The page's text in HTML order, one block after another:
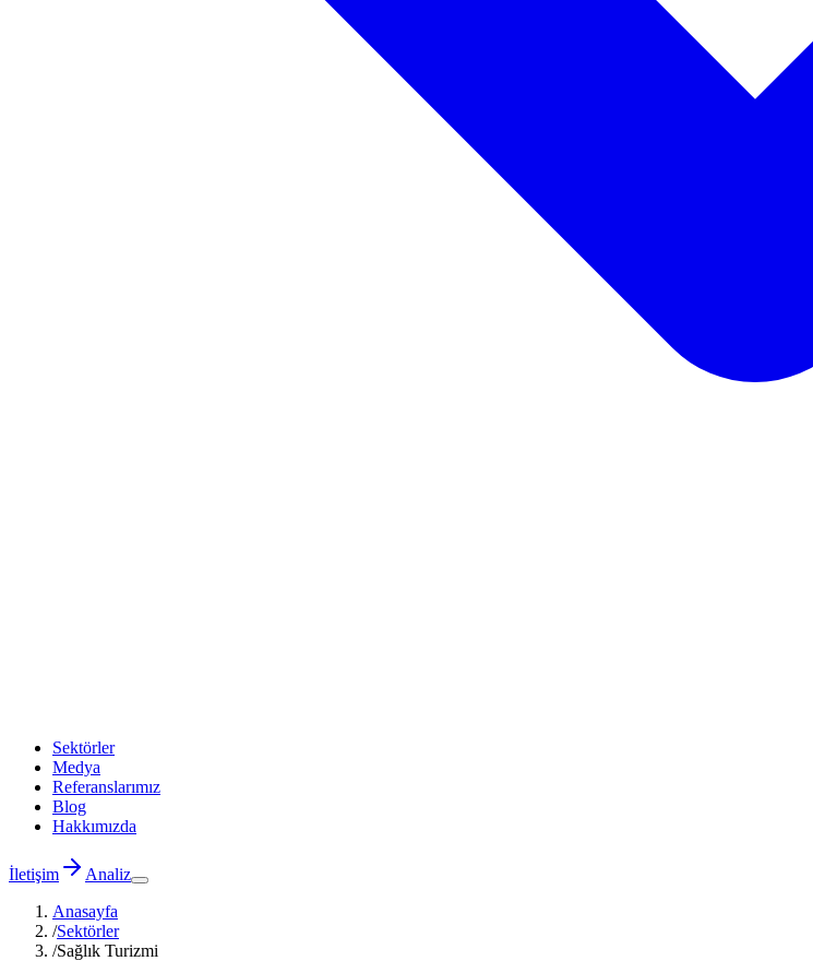
Sektörler
Medya
Referanslarımız
Blog
Hakkımızda
İletişim
Analiz
Anasayfa
/Sektörler
/Sağlık Turizmi